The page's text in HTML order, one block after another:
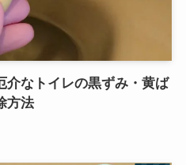
介なトイレの黒ずみ・黄ば
方法